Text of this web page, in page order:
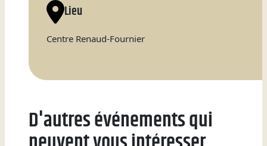
Natation
Badminton
Lieu
Centre Renaud-Fournier
D'autres événements qui